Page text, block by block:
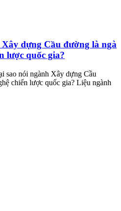
dựng Cầu đường là ngà
lược quốc gia?
sao nói ngành Xây dựng Cầu
chiến lược quốc gia? Liệu ngành